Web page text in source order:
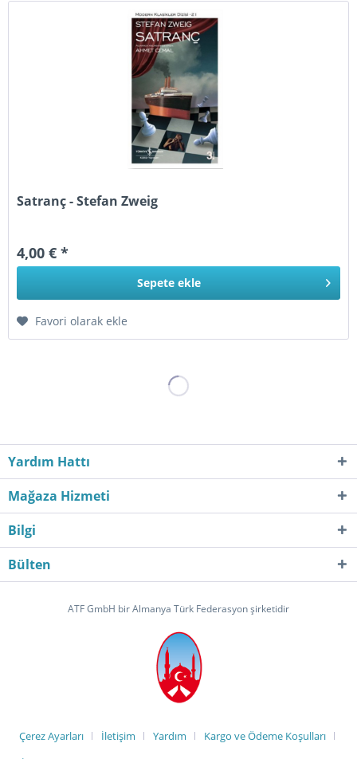
Satranç - Stefan Zweig
4,00 € *
Sepete ekle
Favori olarak ekle
Yardım Hattı
Mağaza Hizmeti
Bilgi
Bülten
ATF GmbH bir Almanya Türk Federasyon şirketidir
Çerez Ayarları İletişim Yardım
Kargo ve Ödeme Koşulları